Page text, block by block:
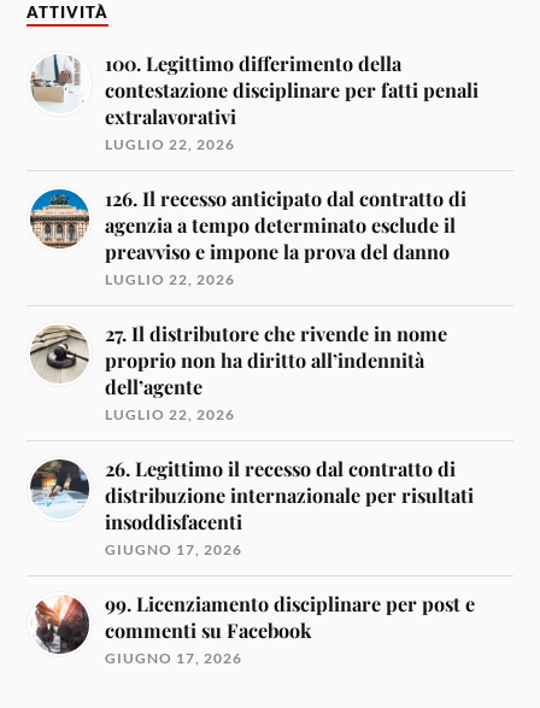
ATTIVITÀ
100. Legittimo differimento della
contestazione disciplinare per fatti penali
extralavorativi
LUGLIO 22, 2026
126. Il recesso anticipato dal contratto di
agenzia a tempo determinato esclude il
preavviso e impone la prova del danno
LUGLIO 22, 2026
27. Il distributore che rivende in nome
proprio non ha diritto all’indennità
dell’agente
LUGLIO 22, 2026
26. Legittimo il recesso dal contratto di
distribuzione internazionale per risultati
insoddisfacenti
GIUGNO 17, 2026
99. Licenziamento disciplinare per post e
commenti su Facebook
GIUGNO 17, 2026